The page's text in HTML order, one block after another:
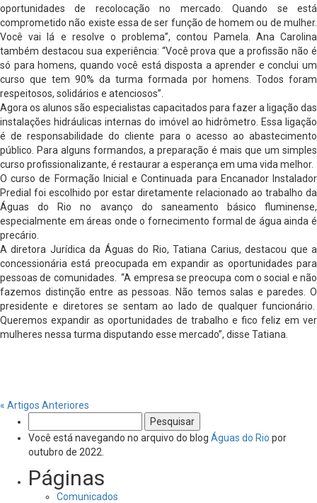
oportunidades de recolocação no mercado. Quando se está
comprometido não existe essa de ser função de homem ou de mulher.
Você vai lá e resolve o problema”, contou Pamela. Ana Carolina
também destacou sua experiência: “Você prova que a profissão não é
só para homens, quando você está disposta a aprender e conclui um
curso que tem 90% da turma formada por homens. Todos foram
respeitosos, solidários e atenciosos”.
Agora os alunos são especialistas capacitados para fazer a ligação das
instalações hidráulicas internas do imóvel ao hidrômetro. Essa ligação
é de responsabilidade do cliente para o acesso ao abastecimento
público. Para alguns formandos, a preparação é mais que um simples
curso profissionalizante, é restaurar a esperança em uma vida melhor.
O curso de Formação Inicial e Continuada para Encanador Instalador
Predial foi escolhido por estar diretamente relacionado ao trabalho da
Águas do Rio no avanço do saneamento básico fluminense,
especialmente em áreas onde o fornecimento formal de água ainda é
precário.
A diretora Jurídica da Águas do Rio, Tatiana Carius, destacou que a
concessionária está preocupada em expandir as oportunidades para
pessoas de comunidades. “A empresa se preocupa com o social e não
fazemos distinção entre as pessoas. Não temos salas e paredes. O
presidente e diretores se sentam ao lado de qualquer funcionário.
Queremos expandir as oportunidades de trabalho e fico feliz em ver
mulheres nessa turma disputando esse mercado”, disse Tatiana.
« Artigos Anteriores
por:
Você está navegando no arquivo do blog Águas do Rio por
outubro de 2022.
Páginas
Comunicados